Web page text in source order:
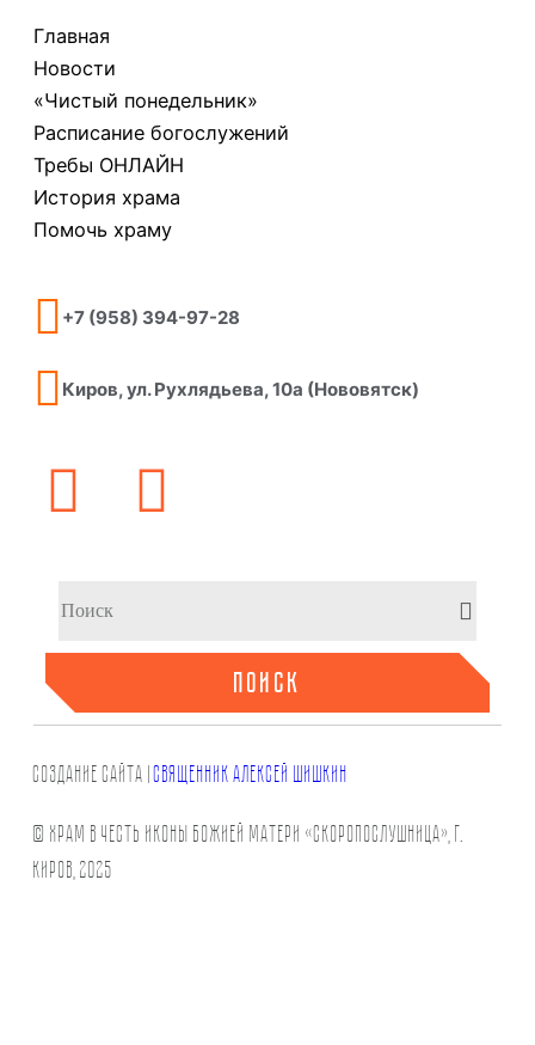
Главная
Новости
«Чистый понедельник»
Расписание богослужений
Требы ОНЛАЙН
История храма
Помочь храму
+7 (958) 394-97-28
Киров, ул. Рухлядьева, 10а (Нововятск)
ПОИСК
СОЗДАНИЕ САЙТа |СВЯЩЕННИК АЛЕКСЕЙ ШИШКИН
© Храм в честь иконы Божией Матери «Скоропослушница», г.
Киров, 2025